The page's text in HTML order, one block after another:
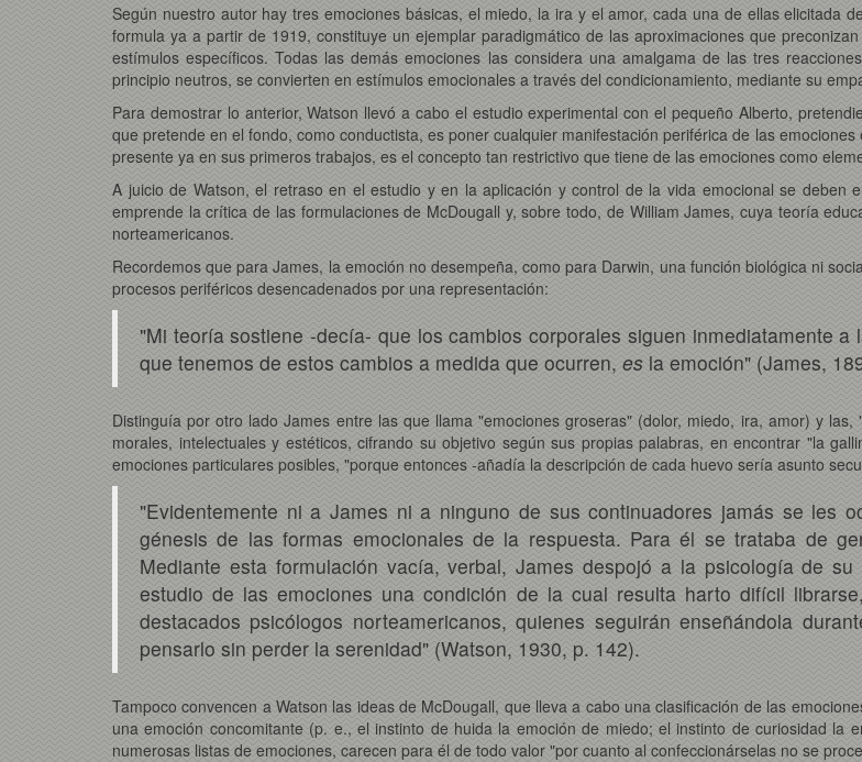
Según nuestro autor hay tres emociones básicas, el miedo, la ira y el amor, cada una de ellas elicitada
formula ya a partir de 1919, constituye un ejemplar paradigmático de las aproximaciones que
estímulos específicos. Todas las demás emociones las considera una amalgama de las tres
principio neutros, se convierten en estímulos emocionales a través del condicionamiento, mediante su
Para demostrar lo anterior, Watson llevó a cabo el estudio experimental con el pequeño Alberto,
que pretende en el fondo, como conductista, es poner cualquier manifestación periférica de las
presente ya en sus primeros trabajos, es el concepto tan restrictivo que tiene de las emociones como
A juicio de Watson, el retraso en el estudio y en la aplicación y control de la vida emocional se
emprende la crítica de las formulaciones de McDougall y, sobre todo, de William James, cuya teoría
norteamericanos.
Recordemos que para James, la emoción no desempeña, como para Darwin, una función biológica ni
procesos periféricos desencadenados por una representación:
"Mi teoría sostiene -decía- que los cambios corporales siguen inmediatamente
que tenemos de estos cambios a medida que ocurren, es la emoción" (James,
Distinguía por otro lado James entre las que llama "emociones groseras" (dolor, miedo, ira, amor) y
morales, intelectuales y estéticos, cifrando su objetivo según sus propias palabras, en encontrar "la
emociones particulares posibles, "porque entonces -añadía la descripción de cada huevo sería asunto
"Evidentemente ni a James ni a ninguno de sus continuadores jamás se les
génesis de las formas emocionales de la respuesta. Para él se trataba de
Mediante esta formulación vacía, verbal, James despojó a la psicología de
estudio de las emociones una condición de la cual resulta harto difícil
destacados psicólogos norteamericanos, quienes seguirán enseñándola
pensarlo sin perder la serenidad" (Watson, 1930, p. 142).
Tampoco convencen a Watson las ideas de McDougall, que lleva a cabo una clasificación de las
una emoción concomitante (p. e., el instinto de huida la emoción de miedo; el instinto de curiosidad la
numerosas listas de emociones, carecen para él de todo valor "por cuanto al confeccionárselas no se